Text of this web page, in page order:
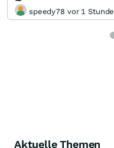
speedy78 vor 1 Stunde
Aktuelle Themen